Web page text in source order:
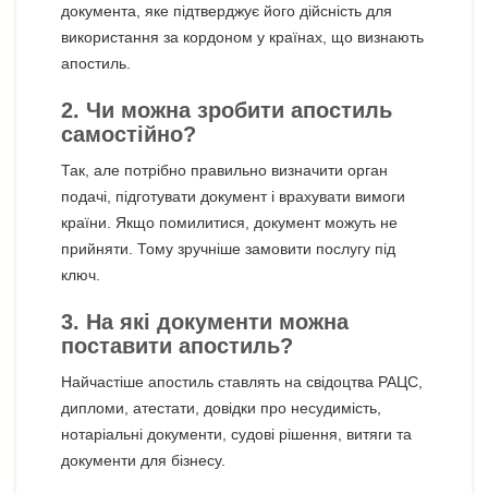
документа, яке підтверджує його дійсність для
використання за кордоном у країнах, що визнають
апостиль.
2. Чи можна зробити апостиль
самостійно?
Так, але потрібно правильно визначити орган
подачі, підготувати документ і врахувати вимоги
країни. Якщо помилитися, документ можуть не
прийняти. Тому зручніше замовити послугу під
ключ.
3. На які документи можна
поставити апостиль?
Найчастіше апостиль ставлять на свідоцтва РАЦС,
дипломи, атестати, довідки про несудимість,
нотаріальні документи, судові рішення, витяги та
документи для бізнесу.